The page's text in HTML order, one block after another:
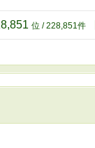
位 / 228,851件